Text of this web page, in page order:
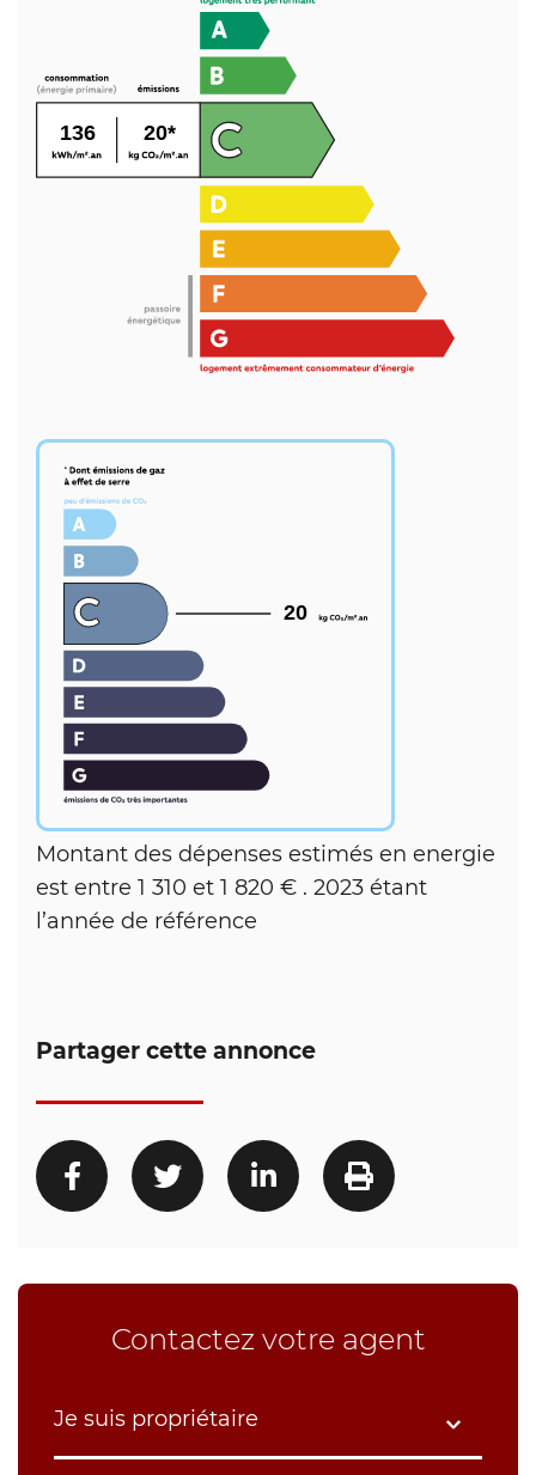
136 20*
20
Montant des dépenses estimés en energie
est entre 1 310 et 1 820 € . 2023 étant
l’année de référence
Partager cette annonce
Contactez votre agent
Je suis propriétaire